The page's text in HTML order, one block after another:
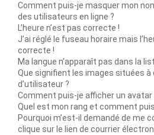
Comment puis-je masquer mon
des utilisateurs en ligne ?
L’heure n’est pas correcte !
J’ai réglé le fuseau horaire mais
correcte !
Ma langue n’apparaît pas dans la
Que signifient les images situées à
d’utilisateur ?
Comment puis-je afficher un avatar
Quel est mon rang et comment
Pourquoi m’est-il demandé de me
clique sur le lien de courrier